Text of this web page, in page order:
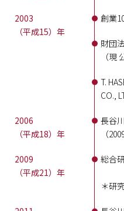
2003
（平成15）年
創業
財団
（現
T.
CO.,
2006
（平成18）年
長谷
（
2009
（平成21）年
総合
＊研